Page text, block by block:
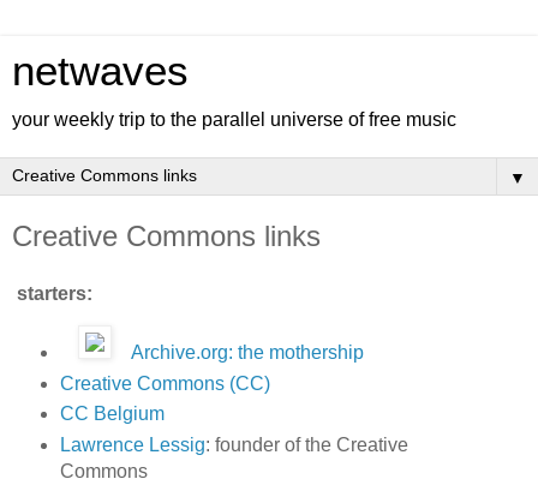
netwaves
your weekly trip to the parallel universe of free music
▼
Creative Commons links
starters:
Archive.org: the mothership
Creative Commons (CC)
CC Belgium
Lawrence Lessig: founder of the Creative
Commons